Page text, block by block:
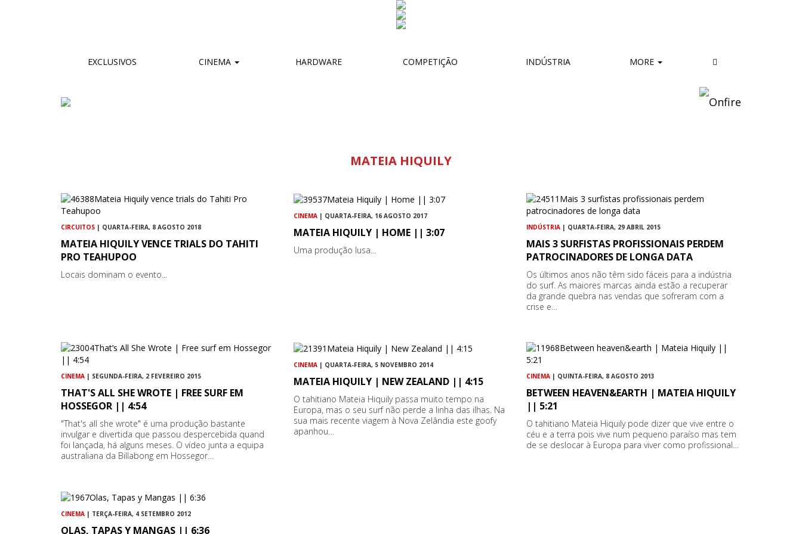
EXCLUSIVOS CINEMA HARDWARE COMPETIÇÃO INDÚSTRIA MORE
MATEIA HIQUILY
CIRCUITOS | QUARTA-FEIRA, 8 AGOSTO 2018
MATEIA HIQUILY VENCE TRIALS DO TAHITI
PRO TEAHUPOO
Locais dominam o evento...
CINEMA | QUARTA-FEIRA, 16 AGOSTO 2017
MATEIA HIQUILY | HOME || 3:07
Uma produção lusa...
INDÚSTRIA | QUARTA-FEIRA, 29 ABRIL 2015
MAIS 3 SURFISTAS PROFISSIONAIS PERDEM
PATROCINADORES DE LONGA DATA
Os últimos anos não têm sido fáceis para a indústria
do surf. As maiores marcas ainda estão a recuperar
da grande quebra nas vendas que sofreram com a
crise e…
CINEMA | SEGUNDA-FEIRA, 2 FEVEREIRO 2015
THAT'S ALL SHE WROTE | FREE SURF EM
HOSSEGOR || 4:54
"That's all she wrote" é uma produção bastante
invulgar e divertida que passou despercebida quand
foi lançada, há alguns meses. O vídeo junta a equipa
australiana da Billabong em Hossegor…
CINEMA | QUARTA-FEIRA, 5 NOVEMBRO 2014
MATEIA HIQUILY | NEW ZEALAND || 4:15
O tahitiano Mateia Hiquily passa muito tempo na
Europa, mas o seu surf não perde a linha das ilhas. Na
sua mais recente viagem à Nova Zelândia este goofy
apanhou…
CINEMA | QUINTA-FEIRA, 8 AGOSTO 2013
BETWEEN HEAVEN&EARTH | MATEIA HIQUILY
|| 5:21
O tahitiano Mateia Hiquily pode dizer que vive entre o
céu e a terra pois vive num pequeno paraíso mas tem
de se deslocar à Europa para viver como profissional…
CINEMA | TERÇA-FEIRA, 4 SETEMBRO 2012
OLAS, TAPAS Y MANGAS || 6:36